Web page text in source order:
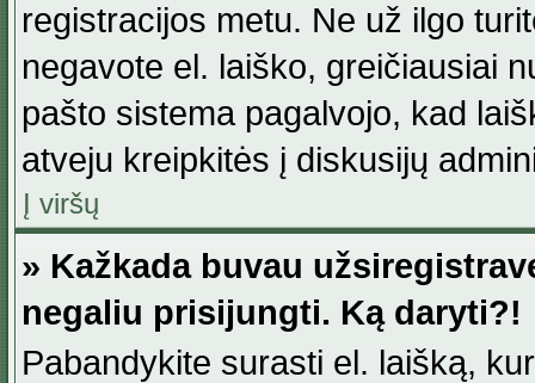
registracijos metu. Ne už ilgo
negavote el. laiško, greičiausiai
pašto sistema pagalvojo, kad
atveju kreipkitės į diskusijų
Į viršų
» Kažkada buvau
negaliu prisijungti. Ką daryti?!
Pabandykite surasti el. laišką,